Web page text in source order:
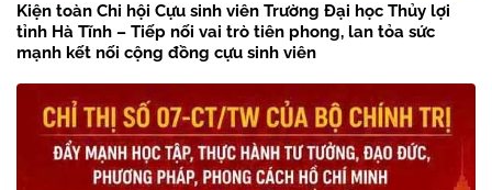
Kiện toàn Chi hội Cựu sinh viên Trường Đại học Thủy lợi
tỉnh Hà Tĩnh – Tiếp nối vai trò tiên phong, lan tỏa sức
mạnh kết nối cộng đồng cựu sinh viên